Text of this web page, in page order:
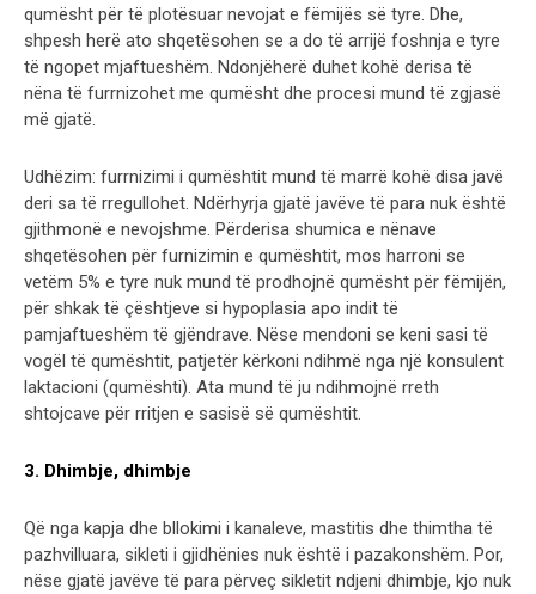
qumësht për të plotësuar nevojat e fëmijës së tyre. Dhe,
shpesh herë ato shqetësohen se a do të arrijë foshnja e tyre
të ngopet mjaftueshëm. Ndonjëherë duhet kohë derisa të
nëna të furrnizohet me qumësht dhe procesi mund të zgjasë
më gjatë.
Udhëzim: furrnizimi i qumështit mund të marrë kohë disa javë
deri sa të rregullohet. Ndërhyrja gjatë javëve të para nuk është
gjithmonë e nevojshme. Përderisa shumica e nënave
shqetësohen për furnizimin e qumështit, mos harroni se
vetëm 5% e tyre nuk mund të prodhojnë qumësht për fëmijën,
për shkak të çështjeve si hypoplasia apo indit të
pamjaftueshëm të gjëndrave. Nëse mendoni se keni sasi të
vogël të qumështit, patjetër kërkoni ndihmë nga një konsulent
laktacioni (qumështi). Ata mund të ju ndihmojnë rreth
shtojcave për rritjen e sasisë së qumështit.
3. Dhimbje, dhimbje
Që nga kapja dhe bllokimi i kanaleve, mastitis dhe thimtha të
pazhvilluara, sikleti i gjidhënies nuk është i pazakonshëm. Por,
nëse gjatë javëve të para përveç sikletit ndjeni dhimbje, kjo nuk